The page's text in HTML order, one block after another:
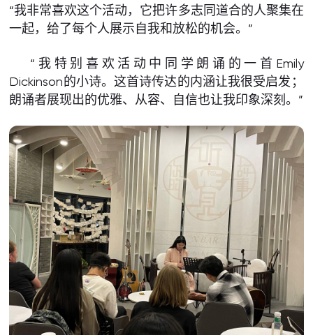
“我非常喜欢这个活动，它把许多志同道合的人聚集在
一起，给了每个人展示自我和放松的机会。”
“我特别喜欢活动中同学朗诵的一首Emily
Dickinson的小诗。这首诗传达的内涵让我很受启发；
朗诵者展现出的优雅、从容、自信也让我印象深刻。”